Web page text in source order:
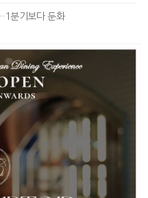
분기보다 둔화